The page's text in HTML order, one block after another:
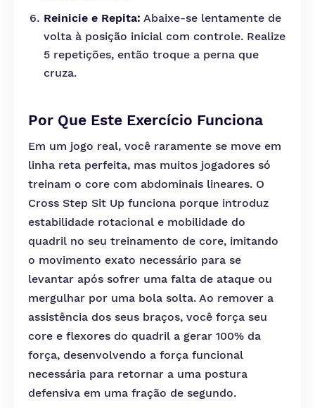
Reinicie e Repita: Abaixe-se lentamente de
volta à posição inicial com controle. Realize
5 repetições, então troque a perna que
cruza.
Por Que Este Exercício Funciona
Em um jogo real, você raramente se move em
linha reta perfeita, mas muitos jogadores só
treinam o core com abdominais lineares. O
Cross Step Sit Up funciona porque introduz
estabilidade rotacional e mobilidade do
quadril no seu treinamento de core, imitando
o movimento exato necessário para se
levantar após sofrer uma falta de ataque ou
mergulhar por uma bola solta. Ao remover a
assistência dos seus braços, você força seu
core e flexores do quadril a gerar 100% da
força, desenvolvendo a força funcional
necessária para retornar a uma postura
defensiva em uma fração de segundo.